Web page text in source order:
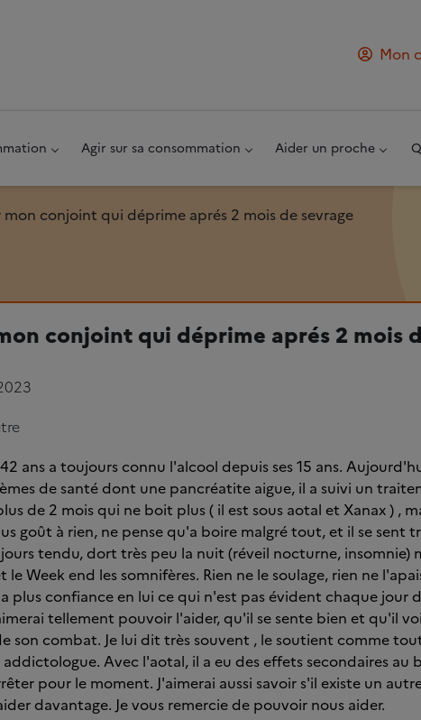
Mon
Agir sur sa consommation Aider un proche
conjoint qui déprime aprés 2 mois de sevrage
conjoint qui déprime aprés 2 mois
ans a toujours connu l'alcool depuis ses 15 ans.
de santé dont une pancréatite aigue, il a suivi un
de 2 mois qui ne boit plus ( il est sous aotal et Xanax ) ,
goût à rien, ne pense qu'a boire malgré tout, et il se sent
tendu, dort très peu la nuit (réveil nocturne, insomnie)
le Week end les somnifères. Rien ne le soulage, rien ne
plus confiance en lui ce qui n'est pas évident chaque jour
tellement pouvoir l'aider, qu'il se sente bien et qu'il
son combat. Je lui dit très souvent , le soutient comme
Avec l'aotal, il a eu des effets secondaires au
pour le moment. J'aimerai aussi savoir s'il existe un
davantage. Je vous remercie de pouvoir nous aider.